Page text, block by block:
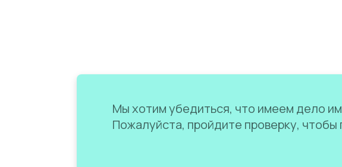
Мы хотим убедиться, что имеем дело
Пожалуйста, пройдите проверку, чтобы